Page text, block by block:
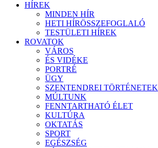
HÍREK
MINDEN HÍR
HETI HÍRÖSSZEFOGLALÓ
TESTÜLETI HÍREK
ROVATOK
VÁROS
ÉS VIDÉKE
PORTRÉ
ÜGY
SZENTENDREI TÖRTÉNETEK
MÚLTUNK
FENNTARTHATÓ ÉLET
KULTÚRA
OKTATÁS
SPORT
EGÉSZSÉG